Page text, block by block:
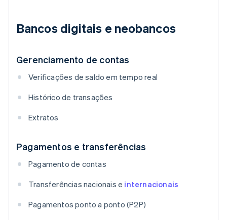
Bancos digitais e neobancos
Gerenciamento de contas
Verificações de saldo em tempo real
Histórico de transações
Extratos
Pagamentos e transferências
Pagamento de contas
Transferências nacionais e internacionais
Pagamentos ponto a ponto (P2P)